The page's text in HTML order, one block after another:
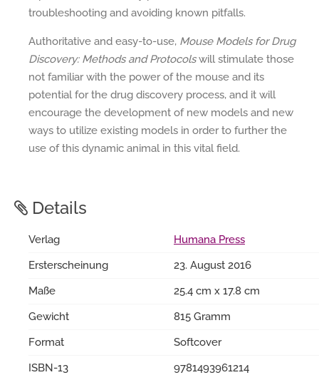
troubleshooting and avoiding known pitfalls.
Authoritative and easy-to-use, Mouse Models for Drug
Discovery: Methods and Protocolswill stimulate those
not familiar with the power of the mouse and its
potential for the drug discovery process, and it will
encourage the development of new models and new
ways to utilize existing models in order to further the
use of this dynamic animal in this vital field.
Details
Verlag
Humana Press
Ersterscheinung
23. August 2016
Maße
25.4 cm x 17.8 cm
Gewicht
815 Gramm
Format
Softcover
ISBN-13
9781493961214